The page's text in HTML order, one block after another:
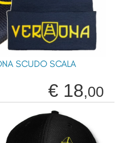
SCUDO SCALA
€ 18,00